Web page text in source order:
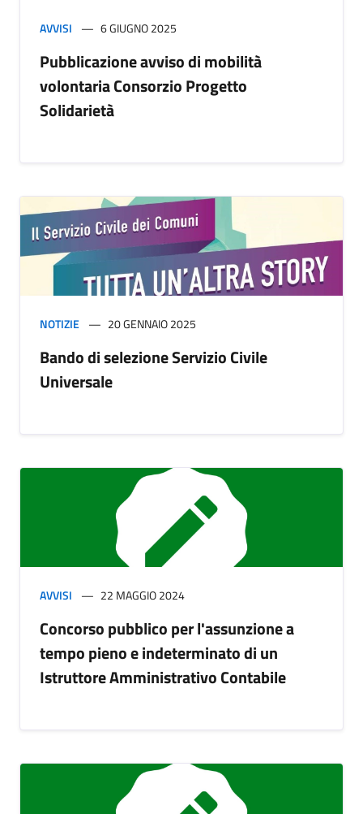
AVVISI 6 GIUGNO 2025
Pubblicazione avviso di mobilità
volontaria Consorzio Progetto
Solidarietà
NOTIZIE 20 GENNAIO 2025
Bando di selezione Servizio Civile
Universale
AVVISI 22 MAGGIO 2024
Concorso pubblico per l'assunzione a
tempo pieno e indeterminato di un
Istruttore Amministrativo Contabile